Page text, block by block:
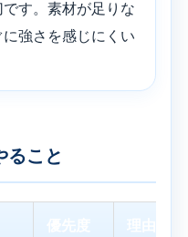
す。素材が足りな
強さを感じにくい
ること
優先度 理由